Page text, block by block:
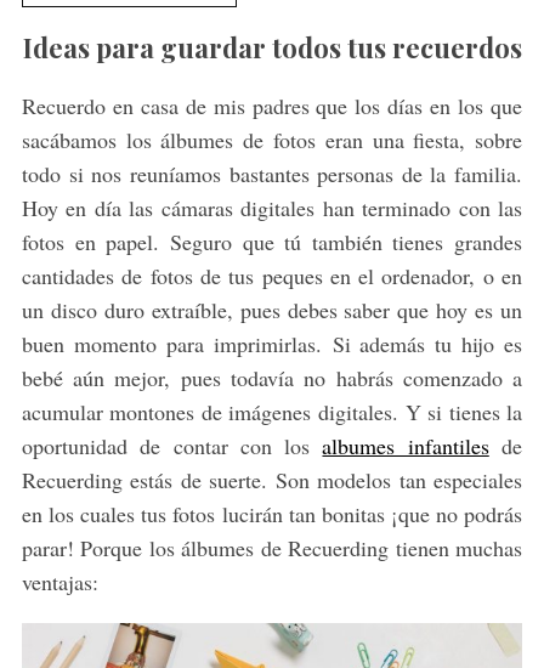
Ideas para guardar todos tus recuerdos
Recuerdo en casa de mis padres que los días en los que
sacábamos los álbumes de fotos eran una fiesta, sobre
todo si nos reuníamos bastantes personas de la familia.
Hoy en día las cámaras digitales han terminado con las
fotos en papel. Seguro que tú también tienes grandes
cantidades de fotos de tus peques en el ordenador, o en
un disco duro extraíble, pues debes saber que hoy es un
buen momento para imprimirlas. Si además tu hijo es
bebé aún mejor, pues todavía no habrás comenzado a
acumular montones de imágenes digitales. Y si tienes la
oportunidad de contar con losalbumes infantilesde
Recuerding estás de suerte. Son modelos tan especiales
en los cuales tus fotos lucirán tan bonitas ¡que no podrás
parar! Porque los álbumes de Recuerding tienen muchas
ventajas: